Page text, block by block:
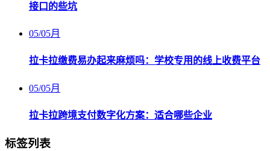
接口的些坑
05/05月
拉卡拉缴费易办起来麻烦吗：学校专用的线上收费平台
05/05月
拉卡拉跨境支付数字化方案：适合哪些企业
标签列表